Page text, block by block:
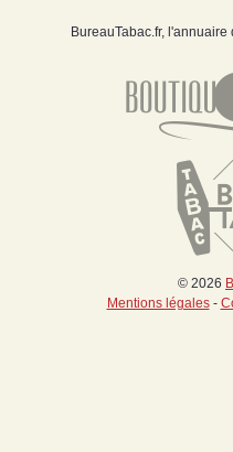
BureauTabac.fr,
© 2026
Mentions légales-